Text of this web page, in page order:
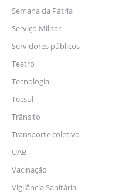
Semana da Pátria
Serviço Militar
Servidores públicos
Teatro
Tecnologia
Tecsul
Trânsito
Transporte coletivo
UAB
Vacinação
Vigilância Sanitária